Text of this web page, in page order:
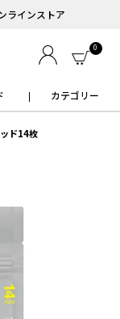
ラインストア
0
カテゴリー
ド14枚